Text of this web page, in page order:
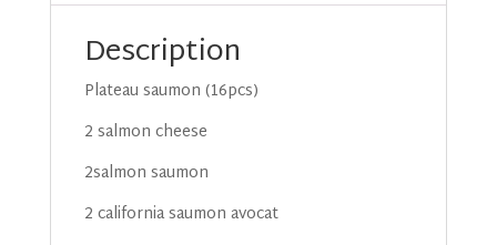
Description
Plateau saumon (16pcs)
2 salmon cheese
2salmon saumon
2 california saumon avocat